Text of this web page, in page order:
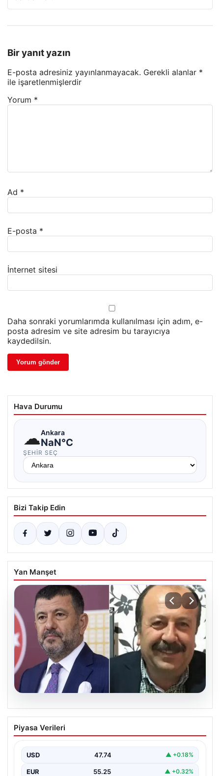
Bir yanıt yazın
E-posta adresiniz yayınlanmayacak. Gerekli alanlar *
ile işaretlenmişlerdir
Yorum *
Ad *
E-posta *
İnternet sitesi
Daha sonraki yorumlarımda kullanılması için adım, e-
posta adresim ve site adresim bu tarayıcıya
kaydedilsin.
Hava Durumu
☁Ankara
NaN°C
ŞEHIR SEÇ
Bizi Takip Edin
Yan Manşet
Veli Ağbaba’nın ağabeyi Hür Ağbaba
tutuklandı
Piyasa Verileri
USD 47.74 ▲ +0.18%
EUR 55.25 ▲ +0.32%